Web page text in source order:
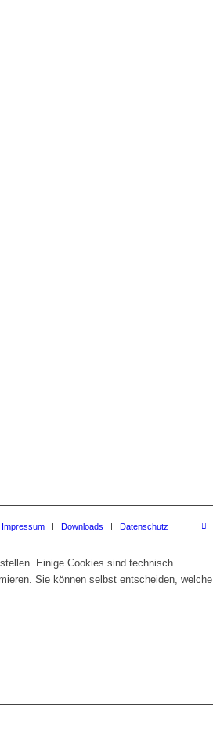
Impressum Downloads Datenschutz
Einige Cookies sind technisch
Sie können selbst entscheiden, welche